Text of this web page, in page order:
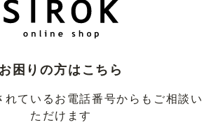
お困りの方はこちら
れているお電話番号からもご相談い
ただけます